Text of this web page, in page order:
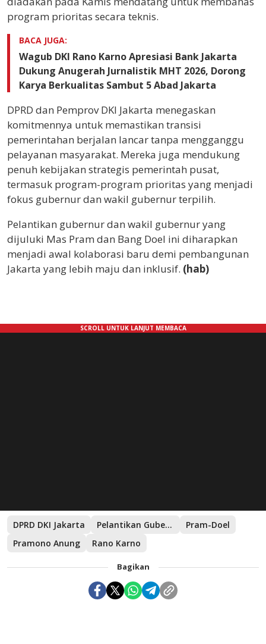
program prioritas secara teknis.
BACA JUGA:
Wagub DKI Rano Karno Apresiasi Bank Jakarta
Dukung Anugerah Jurnalistik MHT 2026, Dorong
Karya Berkualitas Sambut 5 Abad Jakarta
DPRD dan Pemprov DKI Jakarta menegaskan
komitmennya untuk memastikan transisi
pemerintahan berjalan lancar tanpa mengganggu
pelayanan masyarakat. Mereka juga mendukung
penuh kebijakan strategis pemerintah pusat,
termasuk program-program prioritas yang menjadi
fokus gubernur dan wakil gubernur terpilih.
Pelantikan gubernur dan wakil gubernur yang
dijuluki Mas Pram dan Bang Doel ini diharapkan
menjadi awal kolaborasi baru demi pembangunan
Jakarta yang lebih maju dan inklusif. (hab)
DPRD DKI Jakarta Pelantikan Gubernur dan Wakil Gubernur DKI jakarta
Pram-Doel
Pramono Anung
Rano Karno
Bagikan